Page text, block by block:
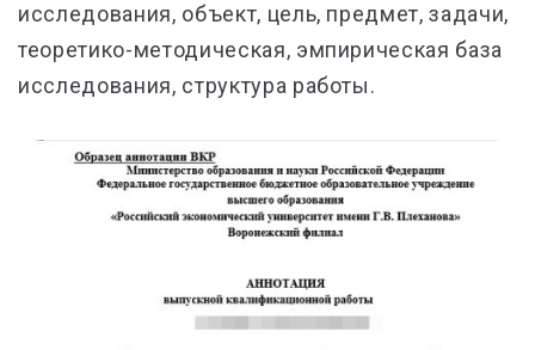
исследования, объект, цель, предмет, задачи,
теоретико-методическая, эмпирическая база
исследования, структура работы.